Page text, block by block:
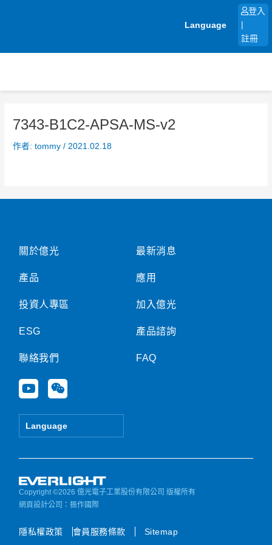
Language
登入
註冊
7343-B1C2-APSA-MS-v2
作者:tommy/ 2021.02.18
關於億光
產品
投資人專區
ESG
聯絡我們
Y
o
u
e
W
e
i
Language
最新消息
應用
加入億光
產品諮詢
FAQ
Copyright ©2026 億光電子工業股份有限公司 版權所有
網頁設計公司 ：振作國際
隱私權政策 會員服務條款 Sitemap